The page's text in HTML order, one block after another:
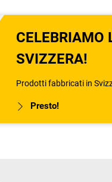
CELEBRIAMO
SVIZZERA!
Prodotti fabbricati in
Presto!